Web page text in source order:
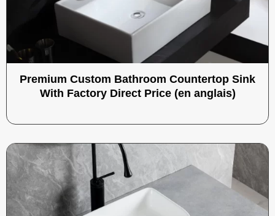
Premium Custom Bathroom Countertop Sink
With Factory Direct Price (en anglais)